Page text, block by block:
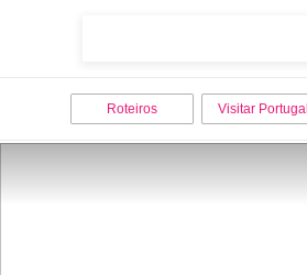
Roteiros Visitar Portugal